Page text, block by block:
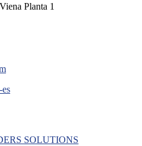
Planta 1
SOLUTIONS